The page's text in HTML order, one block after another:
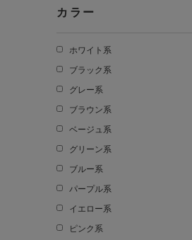
カラー
ホワイト系
ブラック系
グレー系
ブラウン系
ベージュ系
グリーン系
ブルー系
パープル系
イエロー系
ピンク系